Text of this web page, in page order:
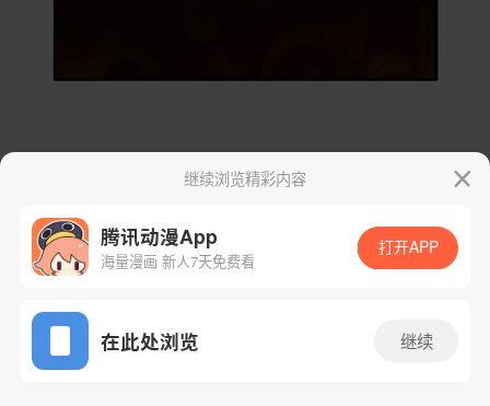
App免费看
继续浏览精彩内容
腾讯动漫App
海量漫画 新人7天免费看
打开APP
在此处浏览 继续